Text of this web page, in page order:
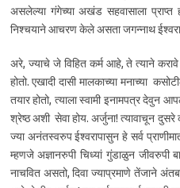
असलेल्या गंगेच्या अखंड सहवासाला प्राप्त
निश्चयाने आचरण केले असता जगन्नाथ
अरे, ज्याचे जे विहित कर्म आहे, ते त्याने
होतो. एखादी दासी मालकाच्या मनाच्या
तयार होतो, त्याला स्वामी इनामपत्र देवुन
श्रेष्ठ अशी सेवा होय. अर्जुना! त्यावाचून
ज्या अनंतस्वरुप ईश्वरापासुन हे सर्व
म्हणजे अज्ञानरुपी चिध्यां गुंडाळुन जीवरुपी
नाचवित असतो, दिवा ज्याप्रमाणे तेंजाने